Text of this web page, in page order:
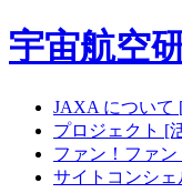
宇宙航空
JAXA について
プロジェクト [
ファン！ファ
サイトコンシ